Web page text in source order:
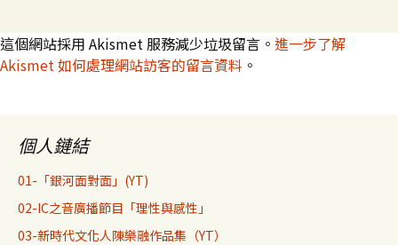
這個網站採用 Akismet 服務減少垃圾留言。 進一步了解
Akismet 如何處理網站訪客的留言資料 。
個人鏈結
01-「銀河面對面」(YT)
02-IC之音廣播節目「理性與感性」
03-新時代文化人陳樂融作品集（YT）